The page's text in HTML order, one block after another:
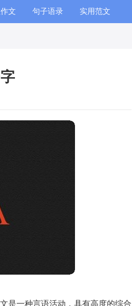
文 句子语录 实用范文
是一种言语活动，具有高度的综合